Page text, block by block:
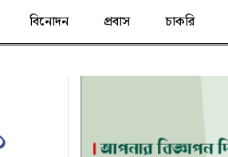
বিনোদন প্রবাস চাকরি